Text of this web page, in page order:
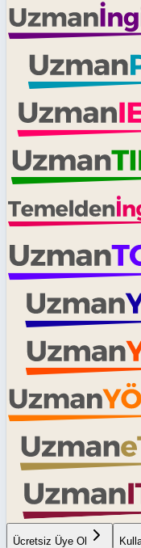
Ücretsiz Üye Ol